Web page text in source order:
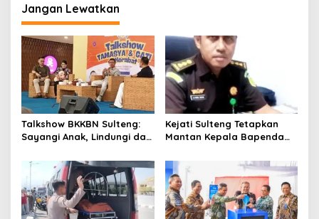
Jangan Lewatkan
Talkshow BKKBN Sulteng:
Sayangi Anak, Lindungi dan
Pengasuhan Sehat dan
Bijak Bermedia Digital
Kejati Sulteng Tetapkan
Mantan Kepala Bapenda
Korupsi Pajak
Pertambangan